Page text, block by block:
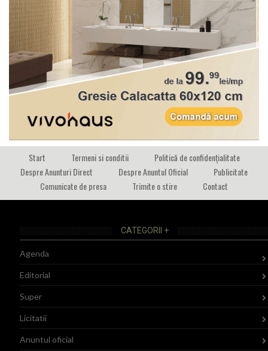
Start Termeni si conditii
Politică de confidențialitate
Despre Anunturi Direct
Despre Anuntul Oficial
Publicitate
Comunicate de presa
Trimite o stire Contact
CATEGORII +
Agenda
Editorial
Super
Licitatii
Anuntul oficial